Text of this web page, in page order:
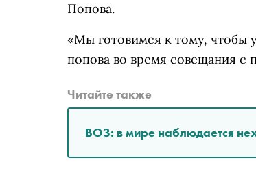
Попова.
«Мы готовимся к тому, чтобы
попова во время совещания
Читайте также
ВОЗ: в мире наблюдается